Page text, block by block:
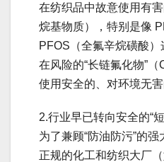
在纺织品中故意使用有
烷基物质），特别是像
PFOS（全氟辛烷磺酸
在风险的“长链氟化物”
使用安全的、对环境无害
2.行业早已转向安全的“
为了兼顾“防油防污”的
正规的化工和纺织大厂